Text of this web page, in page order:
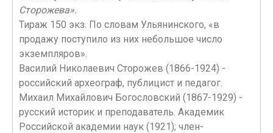
Сторожева».
Тираж 150 экз. По словам Ульянинского, «в
продажу поступило из них небольшое число
экземпляров».
Василий Николаевич Сторожев (1866-1924) -
российский археограф, публицист и педагог.
Михаил Михайлович Богословский (1867-1929) -
русский историк и преподаватель. Академик
Российской академии наук (1921); член-